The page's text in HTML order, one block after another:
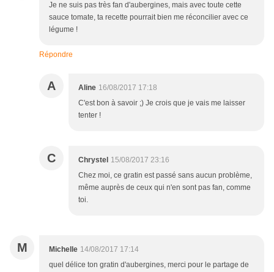
Je ne suis pas très fan d'aubergines, mais avec toute cette
sauce tomate, ta recette pourrait bien me réconcilier avec ce
légume !
Répondre
A Aline 16/08/2017 17:18
C'est bon à savoir ;) Je crois que je vais me laisser
tenter !
C Chrystel 15/08/2017 23:16
Chez moi, ce gratin est passé sans aucun problème,
même auprès de ceux qui n'en sont pas fan, comme
toi.
M Michelle 14/08/2017 17:14
quel délice ton gratin d'aubergines, merci pour le partage de